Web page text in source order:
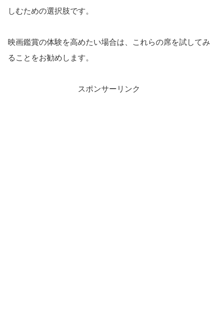
しむための選択肢です。
映画鑑賞の体験を高めたい場合は、これらの席を試してみ
ることをお勧めします。
スポンサーリンク